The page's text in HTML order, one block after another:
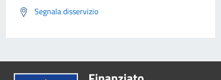
Segnala disservizio